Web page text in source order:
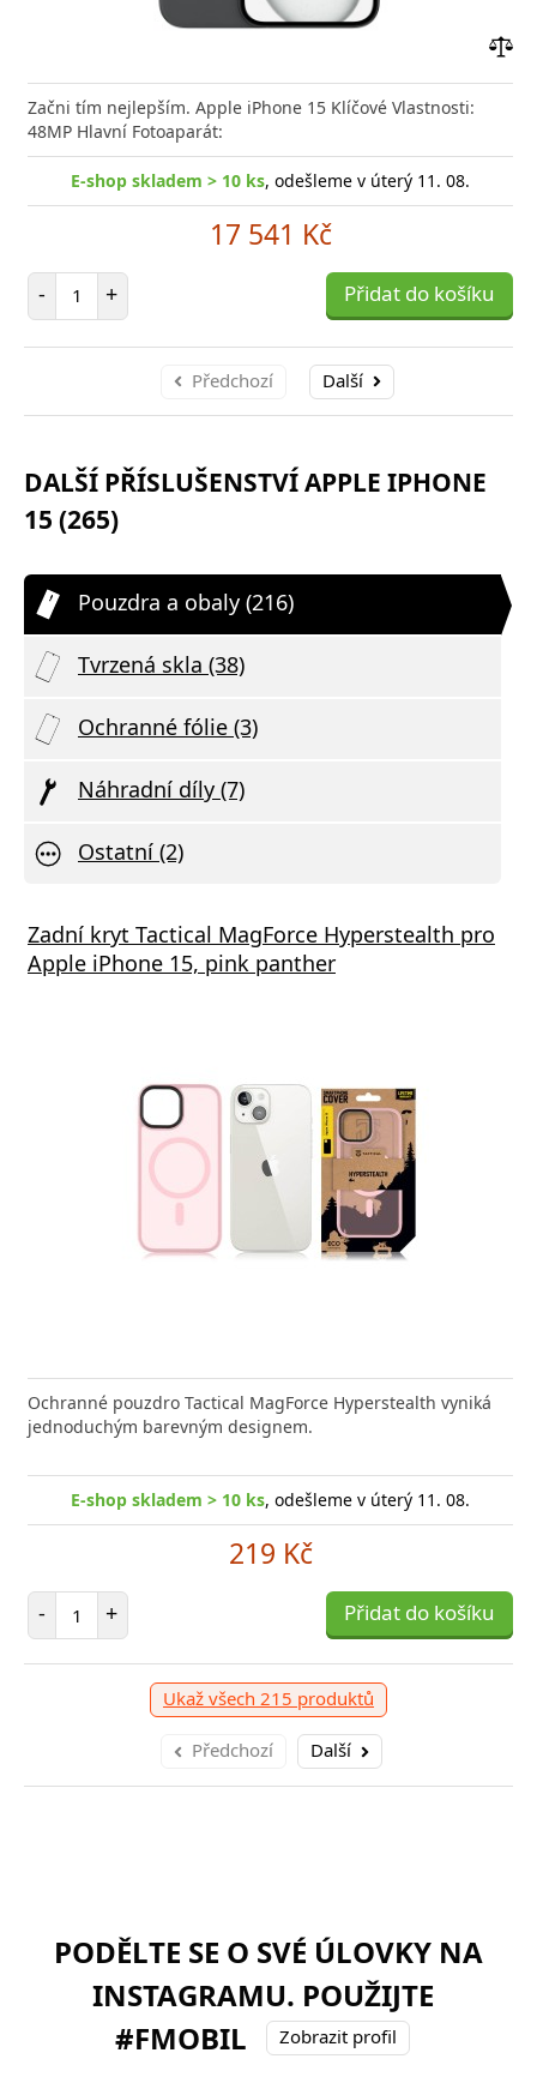
Začni tím nejlepším. Apple iPhone 15 Klíčové Vlastnosti:
48MP Hlavní Fotoaparát:
E-shop skladem > 10 ks, odešleme v úterý 11. 08.
17 541 Kč
- Počet položek
+ Přidat do košíku
Předchozí Další
DALŠÍ PŘÍSLUŠENSTVÍ APPLE IPHONE
15 (265)
Pouzdra a obaly (216)
Tvrzená skla (38)
Ochranné fólie (3)
Náhradní díly (7)
Ostatní (2)
Zadní kryt Tactical MagForce Hyperstealth pro
Apple iPhone 15, pink panther
Ochranné pouzdro Tactical MagForce Hyperstealth vyniká
jednoduchým barevným designem.
E-shop skladem > 10 ks, odešleme v úterý 11. 08.
219 Kč
- Počet položek
+ Přidat do košíku
Ukaž všech 215 produktů
Předchozí Další
PODĚLTE SE O SVÉ ÚLOVKY NA
INSTAGRAMU. POUŽIJTE
#FMOBIL
Zobrazit profil